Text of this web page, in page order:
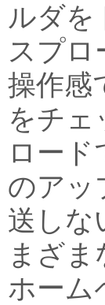
ルダを
スプ
操作感
をチェ
ロー
のアッ
送しな
まざ
ホーム